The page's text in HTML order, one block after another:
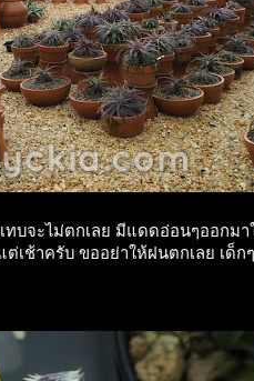
ทบจะไม่ตกเลย มีแดดอ่อนๆออกมา
เช้าครับ ขออย่าให้ฝนตกเลย เด็ก